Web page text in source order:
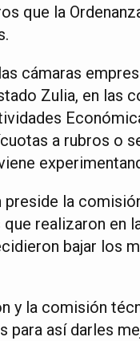
que la
cámaras
Zulia, en las
a rubros o
la
realizaron en
bajar los
y la comisión
para así darles